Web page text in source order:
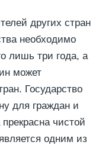
других стран
необходимо
лишь три года, а
может
Государство
для граждан и
чистой
одним из